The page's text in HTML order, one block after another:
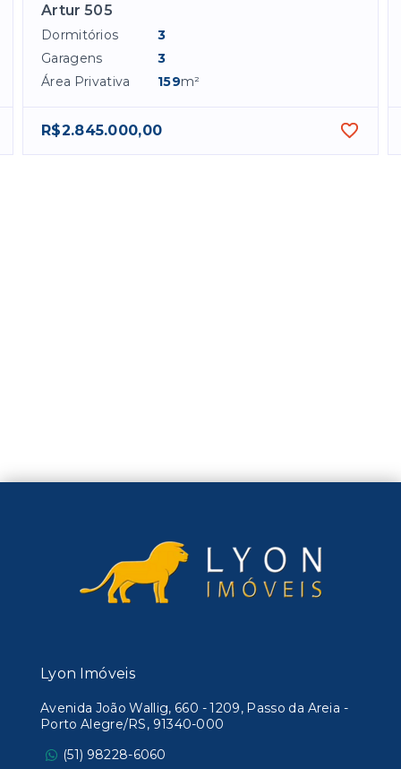
Artur 505
Dormitórios
3
Garagens
3
Área Privativa
159m²
R$2.845.000,00
Lyon Imóveis
Avenida João Wallig, 660 - 1209, Passo da Areia -
Porto Alegre/RS, 91340-000
(51) 98228-6060